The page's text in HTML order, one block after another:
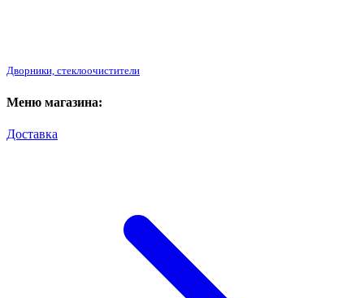
Дворники, стеклоочистители
Меню магазина:
Доставка